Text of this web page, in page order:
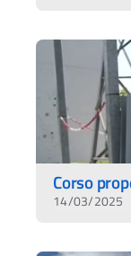
Corso
14/03/2025